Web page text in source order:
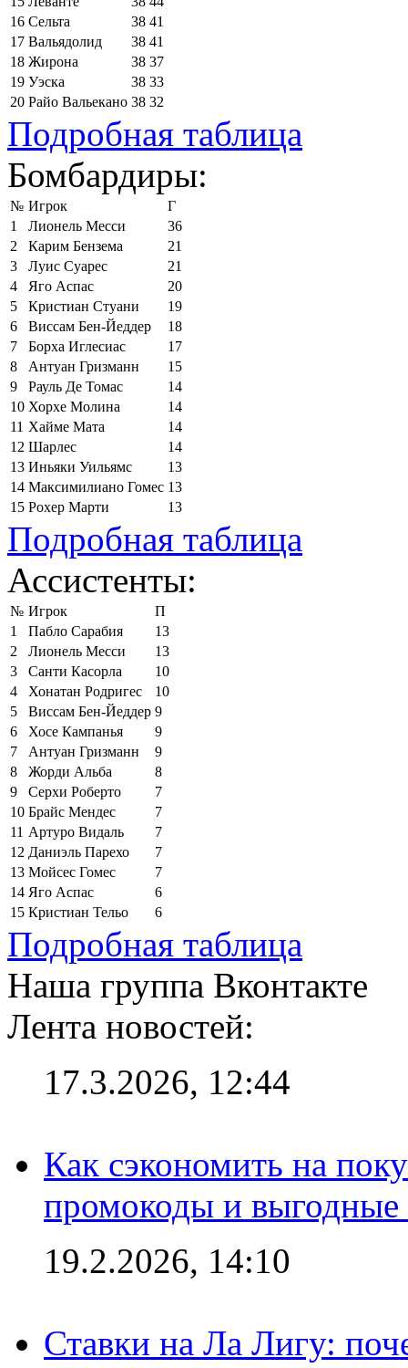
16 Сельта 38 41
17 Вальядолид 38 41
18 Жирона 38 37
19 Уэска 38 33
20 Райо Вальекано 38 32
Подробная таблица
Бомбардиры:
№ Игрок
Г
1
Лионель Месси
36
2
Карим Бензема
21
3
Луис Суарес
21
4
Яго Аспас
20
5
Кристиан Стуани
19
6
Виссам Бен-Йеддер
18
7
Борха Иглесиас
17
8
Антуан Гризманн
15
9
Рауль Де Томас
14
10 Хорхе Молина
14
11 Хайме Мата
14
12 Шарлес
14
13 Иньяки Уильямс
13
14 Максимилиано Гомес 13
15 Рохер Марти 13
Подробная таблица
Ассистенты:
№ Игрок
П
1
Пабло Сарабия
13
2
Лионель Месси
13
3
Санти Касорла
10
4
Хонатан Родригес
10
5
Виссам Бен-Йеддер 9
6
Хосе Кампанья
9
7
Антуан Гризманн
9
8
Жорди Альба
8
9
Серхи Роберто
7
10 Брайс Мендес
7
11 Артуро Видаль
7
12 Даниэль Парехо
7
13 Мойсес Гомес
7
14 Яго Аспас
6
15 Кристиан Тельо 6
Подробная таблица
Наша группа Вконтакте
Лента новостей:
17.3.2026, 12:44
Как сэкономить на
промокоды и выгодные
19.2.2026, 14:10
Ставки на Ла Лигу: